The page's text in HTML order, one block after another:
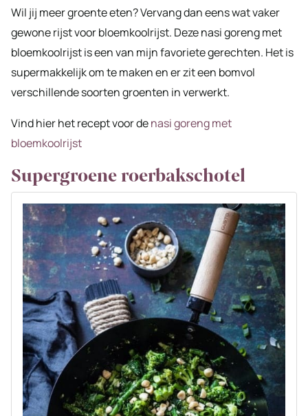
Wil jij meer groente eten? Vervang dan eens wat vaker
gewone rijst voor bloemkoolrijst. Deze nasi goreng met
bloemkoolrijst is een van mijn favoriete gerechten. Het is
supermakkelijk om te maken en er zit een bomvol
verschillende soorten groenten in verwerkt.
Vind hier het recept voor denasi goreng met
bloemkoolrijst
Supergroene roerbakschotel